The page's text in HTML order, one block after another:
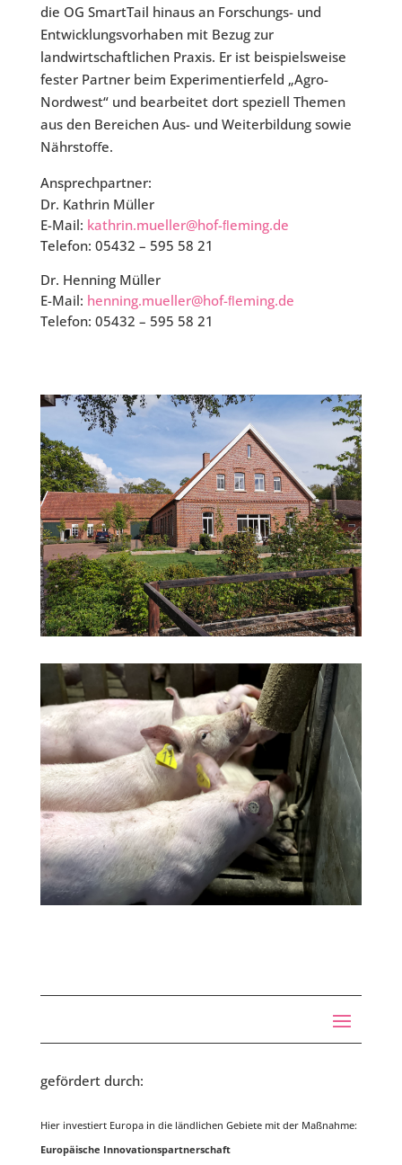
die OG SmartTail hinaus an Forschungs- und
Entwicklungsvorhaben mit Bezug zur
landwirtschaftlichen Praxis. Er ist beispielsweise
fester Partner beim Experimentierfeld „Agro-
Nordwest“ und bearbeitet dort speziell Themen
aus den Bereichen Aus- und Weiterbildung sowie
Nährstoﬀe.
Ansprechpartner:
Dr. Kathrin Müller
E-Mail: kathrin.mueller@hof-ﬂeming.de
Telefon: 05432 – 595 58 21
Dr. Henning Müller
E-Mail: henning.mueller@hof-ﬂeming.de
Telefon: 05432 – 595 58 21
gefördert durch:
Hier investiert Europa in die ländlichen Gebiete mit der Maßnahme:
Europäische Innovationspartnerschaft